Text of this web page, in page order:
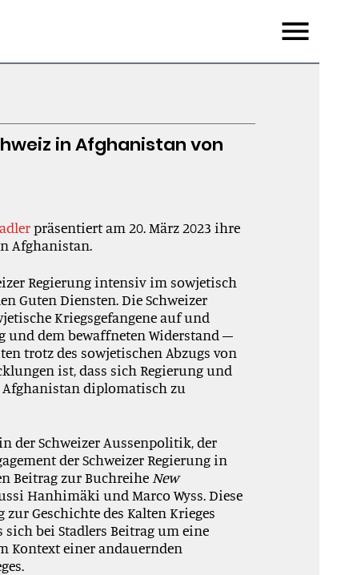
Menu
in Afghanistan von
präsentiert am 20. März 2023 ihre
Afghanistan.
Regierung intensiv im sowjetisch
n Guten Diensten. Die Schweizer
Kriegsgefangene auf und
und dem bewaffneten Widerstand –
trotz des sowjetischen Abzugs von
ist, dass sich Regierung und
diplomatisch zu
der Schweizer Aussenpolitik, der
der Schweizer Regierung in
Beitrag zur Buchreihe New
Hanhimäki und Marco Wyss. Diese
zur Geschichtedes Kalten Krieges
sich bei Stadlers Beitrag um eine
Kontext einerandauernden
.